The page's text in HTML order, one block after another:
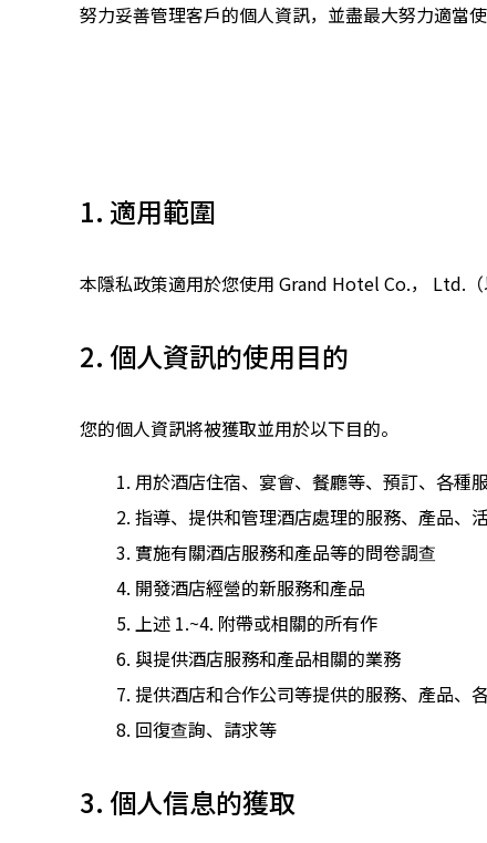
努力妥善管理客戶的個人資訊，並盡最大努力適當使
1. 適用範圍
本隱私政策適用於您使用 Grand Hotel Co.， Ltd.（
2. 個人資訊的使用目的
您的個人資訊將被獲取並用於以下目的。
用於酒店住宿、宴會、餐廳等、預訂、各種
指導、提供和管理酒店處理的服務、產品、
實施有關酒店服務和產品等的問卷調查
開發酒店經營的新服務和產品
上述 1.~4. 附帶或相關的所有作
與提供酒店服務和產品相關的業務
提供酒店和合作公司等提供的服務、產品、
回復查詢、請求等
3. 個人信息的獲取